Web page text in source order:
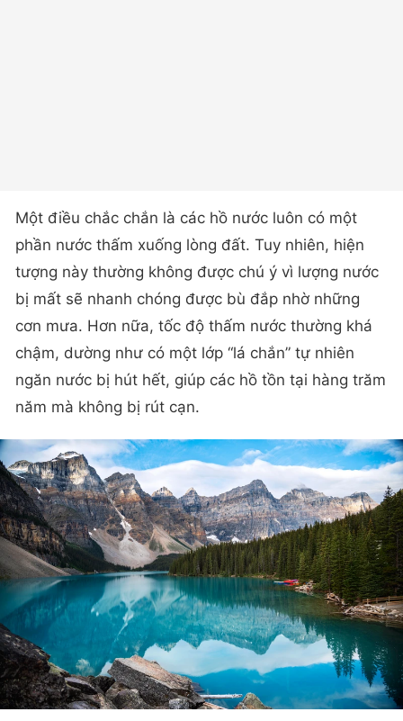
Một điều chắc chắn là các hồ nước luôn có một
phần nước thấm xuống lòng đất. Tuy nhiên, hiện
tượng này thường không được chú ý vì lượng nước
bị mất sẽ nhanh chóng được bù đắp nhờ những
cơn mưa. Hơn nữa, tốc độ thấm nước thường khá
chậm, dường như có một lớp “lá chắn” tự nhiên
ngăn nước bị hút hết, giúp các hồ tồn tại hàng trăm
năm mà không bị rút cạn.